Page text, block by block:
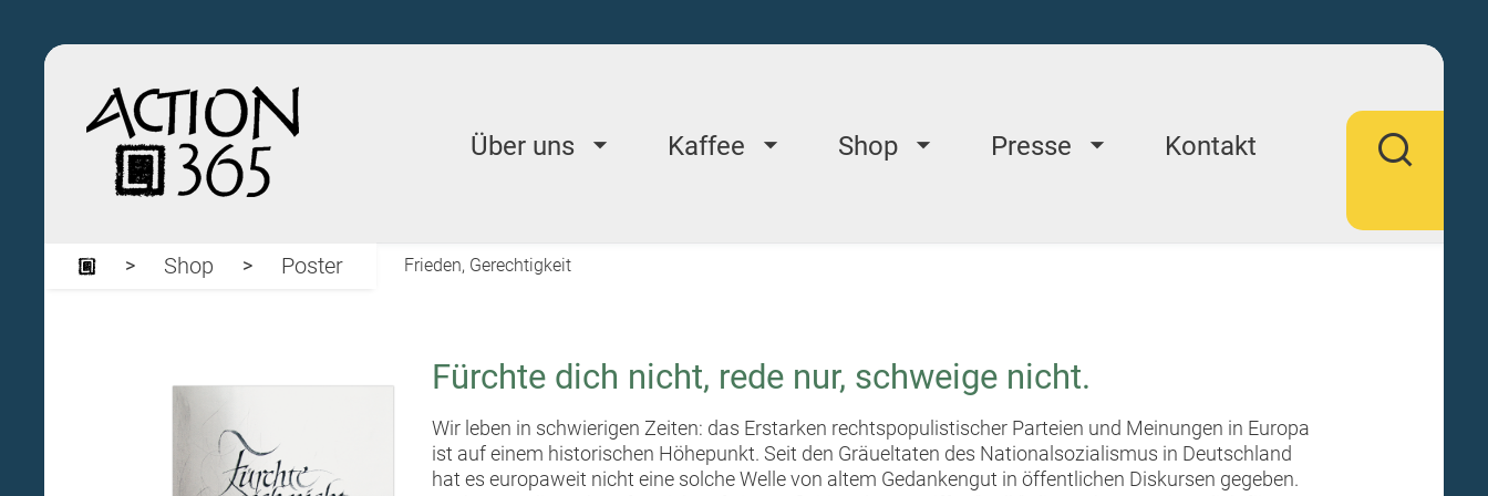
Über uns Kaffee Shop Presse Kontakt
Shop Poster Frieden, Gerechtigkeit
Fürchte dich nicht, rede nur, schweige nicht.
Wir leben in schwierigen Zeiten: das Erstarken rechtspopulistischer Parteien und Meinungen in Europa
ist auf einem historischen Höhepunkt. Seit den Gräueltaten des Nationalsozialismus in Deutschland
hat es europaweit nicht eine solche Welle von altem Gedankengut in öffentlichen Diskursen gegeben.